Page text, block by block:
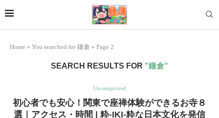
Home » You searched for 鎌倉 » Page 2
SEARCH RESULTS FOR "鎌倉"
Uncategorized
初心者でも安心！関東で座禅体験ができるお寺８
選｜アクセス・時間 | 粋-IKI-粋な日本文化を発信